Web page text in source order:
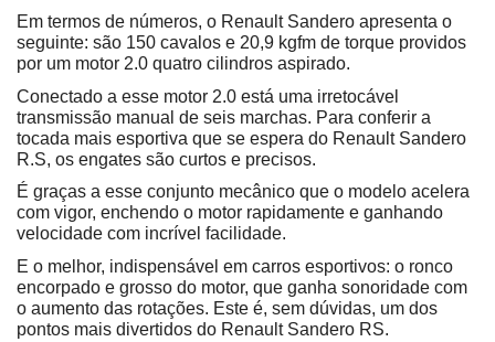
Em termos de números, o Renault Sandero apresenta o
seguinte: são 150 cavalos e 20,9 kgfm de torque providos
por um motor 2.0 quatro cilindros aspirado.
Conectado a esse motor 2.0 está uma irretocável
transmissão manual de seis marchas. Para conferir a
tocada mais esportiva que se espera do Renault Sandero
R.S, os engates são curtos e precisos.
É graças a esse conjunto mecânico que o modelo acelera
com vigor, enchendo o motor rapidamente e ganhando
velocidade com incrível facilidade.
E o melhor, indispensável em carros esportivos: o ronco
encorpado e grosso do motor, que ganha sonoridade com
o aumento das rotações. Este é, sem dúvidas, um dos
pontos mais divertidos do Renault Sandero RS.